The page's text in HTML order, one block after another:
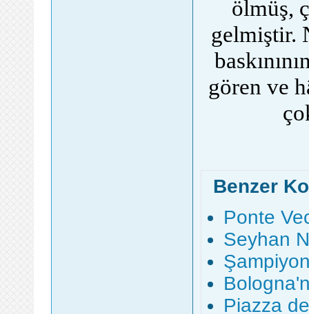
ölmüş,
gelmiştir.
gören ve
Benzer
Ponte
Seyhan
Piazza